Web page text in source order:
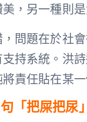
，另一種則是
問題在於社
持系統。洪
責任貼在某一
「把屎把尿